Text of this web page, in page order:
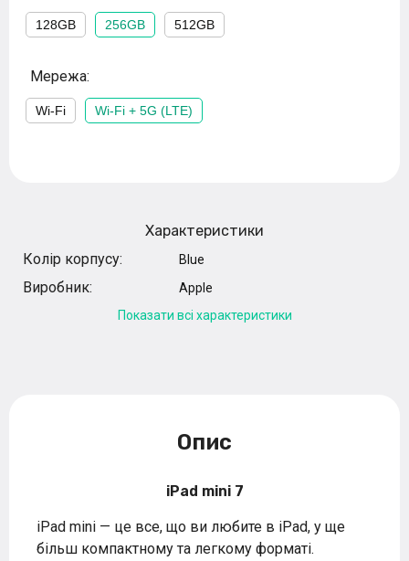
128GB 256GB 512GB
Мережа:
Wi-Fi Wi-Fi + 5G (LTE)
Характеристики
Колір корпусу:
Blue
Виробник:
Apple
Показати всі характеристики
Опис
iPad mini 7
iPad mini — це все, що ви любите в iPad, у ще
більш компактному та легкому форматі.